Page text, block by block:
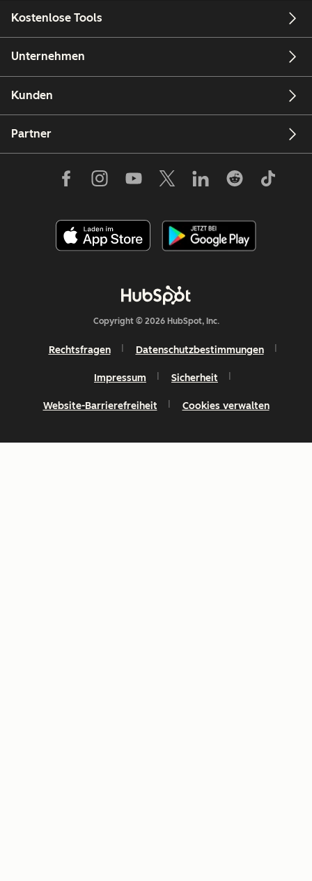
Kostenlose Tools
Unternehmen
Kunden
Partner
Copyright © 2026 HubSpot, Inc.
Rechtsfragen Datenschutzbestimmungen
Impressum Sicherheit
Website-Barrierefreiheit Cookies verwalten